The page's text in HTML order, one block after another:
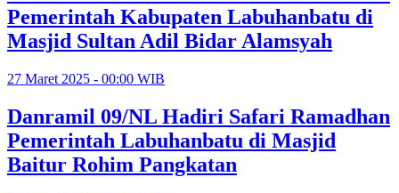
Pemerintah Kabupaten Labuhanbatu di
Masjid Sultan Adil Bidar Alamsyah
27 Maret 2025 - 00:00 WIB
Danramil 09/NL Hadiri Safari Ramadhan
Pemerintah Labuhanbatu di Masjid
Baitur Rohim Pangkatan